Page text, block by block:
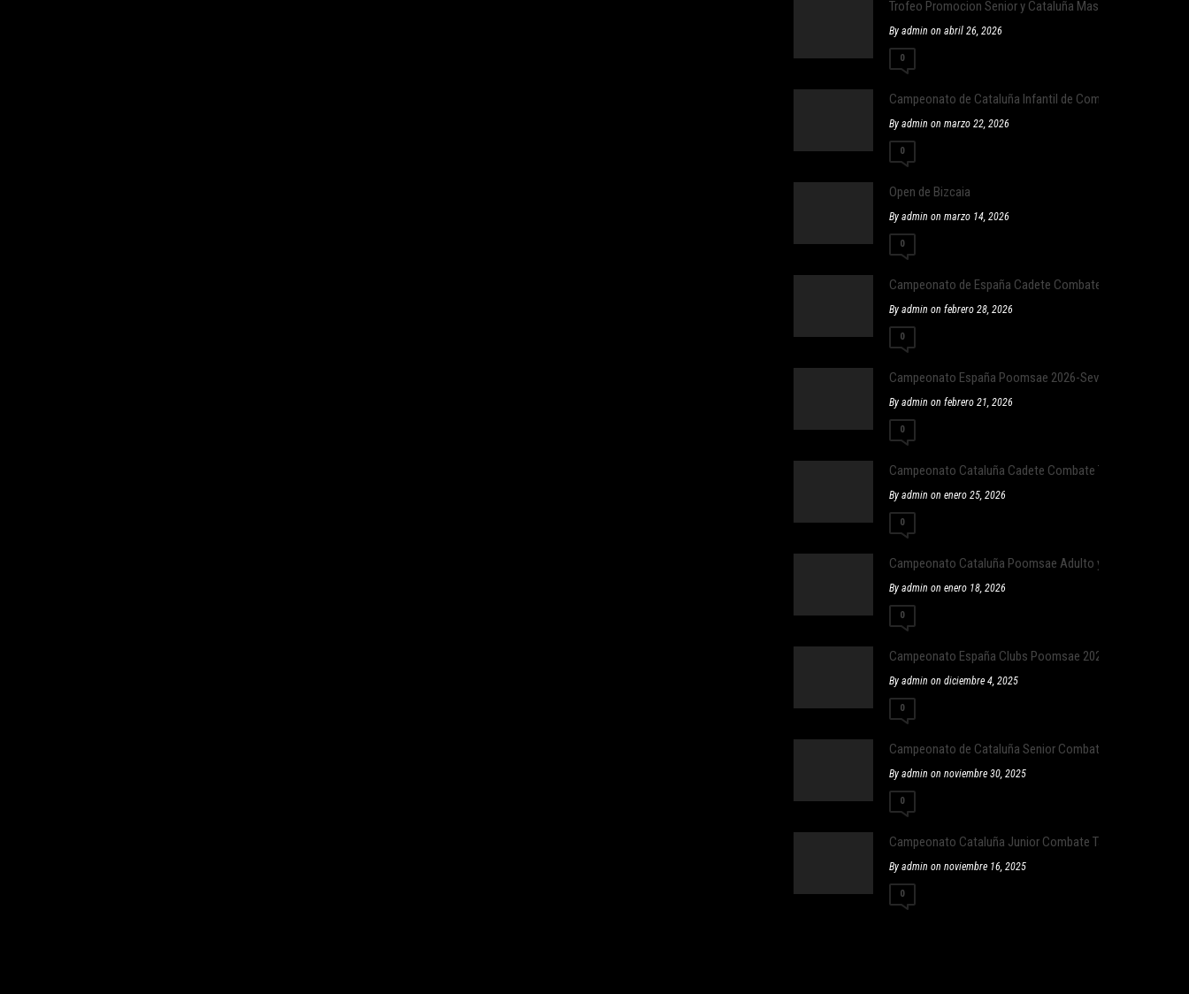
Trofeo Promocion Senior y Cataluña Master
By admin on abril 26, 2026
0
Campeonato de Cataluña Infantil de Combate
By admin on marzo 22, 2026
0
Open de Bizcaia
By admin on marzo 14, 2026
0
Campeonato de España Cadete Combate
By admin on febrero 28, 2026
0
Campeonato España Poomsae 2026-Sevilla
By admin on febrero 21, 2026
0
Campeonato Cataluña Cadete Combate Taekwondo
By admin on enero 25, 2026
0
Campeonato Cataluña Poomsae Adulto y Infantil
By admin on enero 18, 2026
0
Campeonato España Clubs Poomsae 2025
By admin on diciembre 4, 2025
0
Campeonato de Cataluña Senior Combate
By admin on noviembre 30, 2025
0
Campeonato Cataluña Junior Combate Taekwondo
By admin on noviembre 16, 2025
0